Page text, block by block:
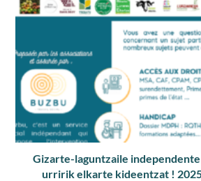
Gizarte-laguntzaile
urririk elkarte kideentzat !